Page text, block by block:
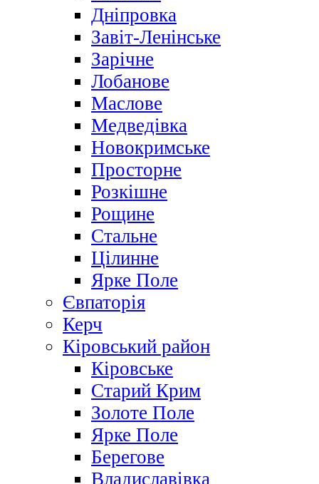
Дніпровка
Завіт-Ленінське
Зарічне
Лобанове
Маслове
Медведівка
Новокримське
Просторне
Розкішне
Рощине
Стальне
Цілинне
Ярке Поле
Євпаторія
Керч
Кіровський район
Кіровське
Старий Крим
Золоте Поле
Ярке Поле
Берегове
Владиславівка